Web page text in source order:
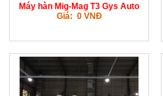
Máy hàn Mig-Mag T3 Gys Auto
Giá: 0 VNĐ